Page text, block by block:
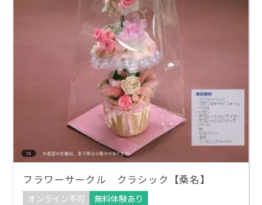
フラワーサークル クラシック【桑名】
オンライン不可
無料体験あり